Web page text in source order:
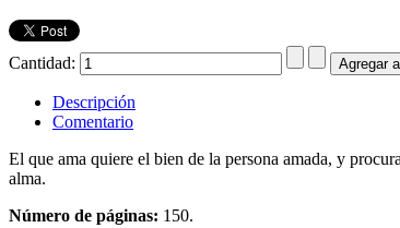
Cantidad:
Descripción
Comentario
El que ama quiere el bien de la persona amada, y
alma.
Número de páginas: 150.